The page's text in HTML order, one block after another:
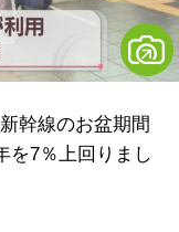
幹線のお盆期間
を7％上回りまし